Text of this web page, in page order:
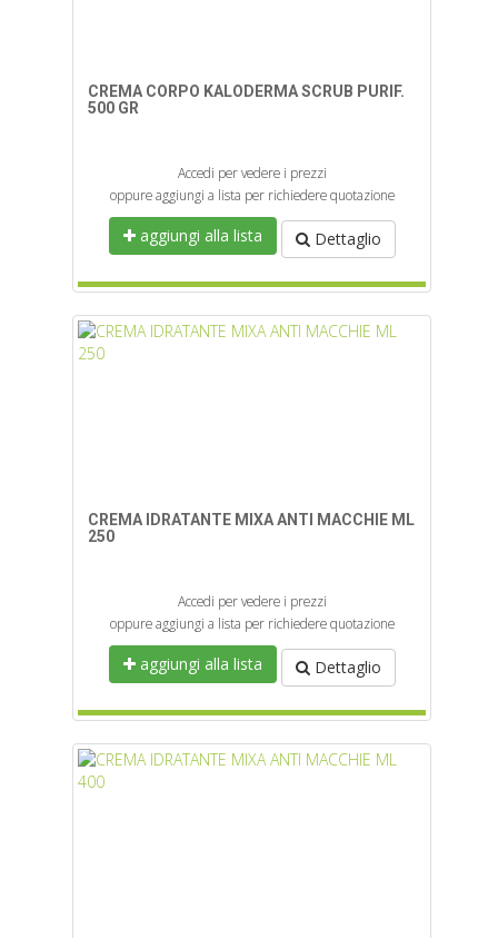
CREMA CORPO KALODERMA SCRUB PURIF.
500 GR
Accedi per vedere i prezzi
oppure aggiungi a lista per richiedere quotazione
aggiungi alla lista Dettaglio
CREMA IDRATANTE MIXA ANTI MACCHIE ML
250
Accedi per vedere i prezzi
oppure aggiungi a lista per richiedere quotazione
aggiungi alla lista Dettaglio